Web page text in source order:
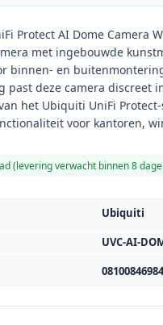
Protect AI Dome Camera
met ingebouwde
binnen- en
past deze camera discreet
het Ubiquiti UniFi
voor kantoren,
(levering verwacht binnen 8
Ubiquiti
UVC-AI-